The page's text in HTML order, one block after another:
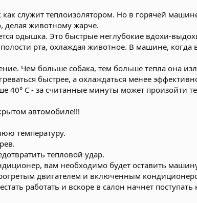
как служит теплоизолятором. Но в горячей
делая животному жарче.
одышка. Это быстрые неглубокие вдохи-
рта, охлаждая животное. В машине, когда
Чем больше собака, тем больше тепла она
быстрее, а охлаждаться менее
40° С - за считанные минуты может произойти
автомобиле!!!
температуру.
тепловой удар.
вам необходимо будет оставить
двигателем и включенным
работать и вскоре в салон начнет